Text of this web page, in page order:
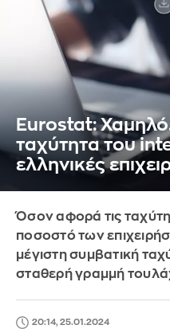
Eurostat:
ταχύτητα του
ελληνικές
Όσον αφορά τις
ποσοστό των
μέγιστη συμβατική
σταθερή γραμμή
20:14, 25.01.2024